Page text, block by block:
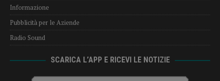
Informazione
Pubblicità per le Aziende
Radio Sound
SCARICA L’APP E RICEVI LE NOTIZIE